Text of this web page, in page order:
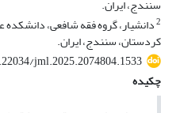
سنندج، ایران.
2دانشیار، گروه فقه شافعی، دانشکده
کردستان، سنندج، ایران.
jml.2025.2074804.1533
چکیده